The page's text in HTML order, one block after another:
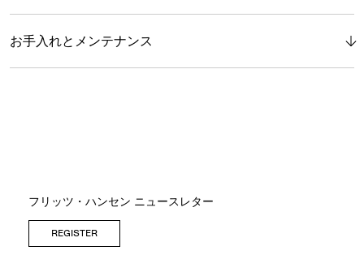
お手入れとメンテナンス
フリッツ・ハンセン ニュースレター
REGISTER